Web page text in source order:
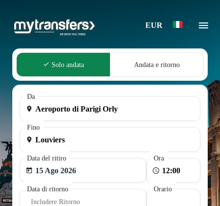
EUR
Solo andata Andata e ritorno
Da
Fino
Data del ritiro
15 Ago 2026
Ora
Data di ritorno
Includere Ritorno
Orario